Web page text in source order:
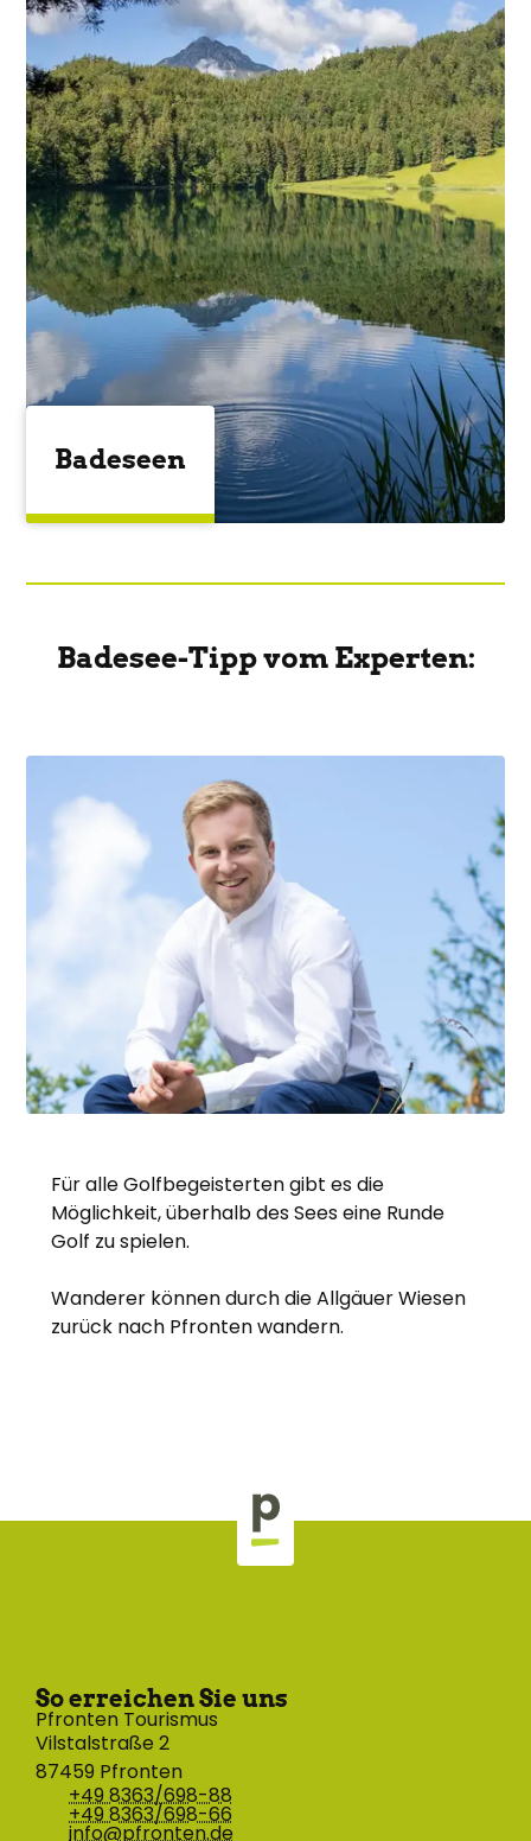
Badeseen
Badesee-Tipp vom Experten:
Für alle Golfbegeisterten gibt es die
Möglichkeit, überhalb des Sees eine Runde
Golf zu spielen.
Wanderer können durch die Allgäuer Wiesen
zurück nach Pfronten wandern.
So erreichen Sie uns
Pfronten Tourismus
Vilstalstraße 2
87459 Pfronten
+49 8363/698-88
+49 8363/698-66
info@pfronten.de